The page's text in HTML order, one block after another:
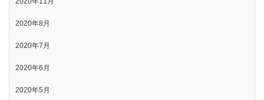
2020年8月
2020年7月
2020年6月
2020年5月